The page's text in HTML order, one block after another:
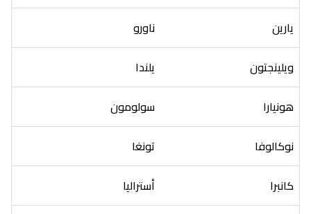
يارين
ناورو
ويلينجتون
يلندا
هونيارا
سولومون
نوكالوفا
تونغا
كانبرا
أستراليا